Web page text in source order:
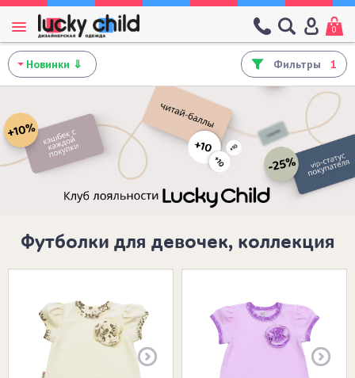
0
Фильтры 1
Футболки для девочек, коллекция